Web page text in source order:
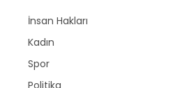
İnsan Hakları
Kadın
Spor